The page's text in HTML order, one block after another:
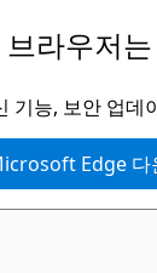
브라우저
기능, 보안 업
Edge 다